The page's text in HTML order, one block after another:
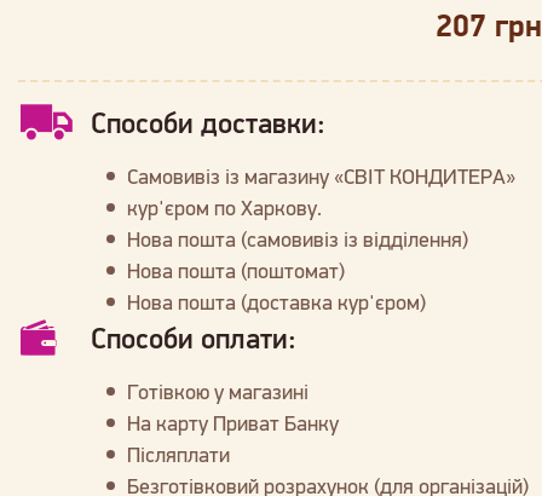
207 грн
Способи доставки:
Самовивіз із магазину «СВІТ КОНДИТЕРА»
кур'єром по Харкову.
Нова пошта (самовивіз із відділення)
Нова пошта (поштомат)
Нова пошта (доставка кур'єром)
Способи оплати:
Готівкою у магазині
На карту Приват Банку
Післяплати
Безготівковий розрахунок (для організацій)